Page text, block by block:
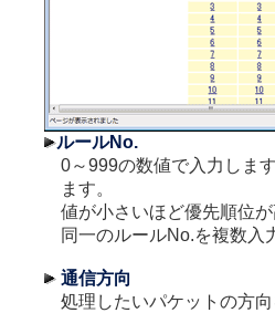
ルールNo.
0～999の数値で入力しま
ます。
値が小さいほど優先順位が
同一のルールNo.を複数
通信方向
処理したいパケットの方向